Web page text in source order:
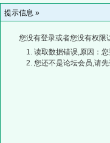
提示信息 »
您没有登录或者您没有权限
读取数据错误,原因：
您还不是论坛会员,请